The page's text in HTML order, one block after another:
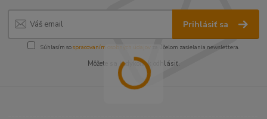
Prihlásiť sa
Súhlasím sospracovaním osobných údajov za účelom zasielania newslettera.
Môžete sa kedykoľvek odhlásiť.